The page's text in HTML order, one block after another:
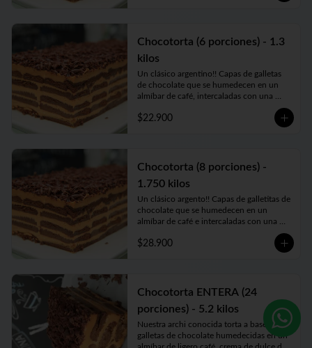
Chocotorta (6 porciones) - 1.3
kilos
Un clásico argentino!! Capas de galletas
de chocolate que se humedecen en un
almíbar de café, intercaladas con una
crema de dulce de leche. Una verdadera
experiencia de sabor!!!
$22.900
Chocotorta (8 porciones) -
1.750 kilos
Un clásico argento!! Capas de galletitas de
chocolate que se humedecen en un
almíbar de café e intercaladas con una
crema de dulce de leche. Una verdadera
bomba de sabor. Comen hasta 16
$28.900
Chocotorta ENTERA (24
porciones) - 5.2 kilos
Nuestra archi conocida torta a base de
galletas de chocolate humedecidas en un